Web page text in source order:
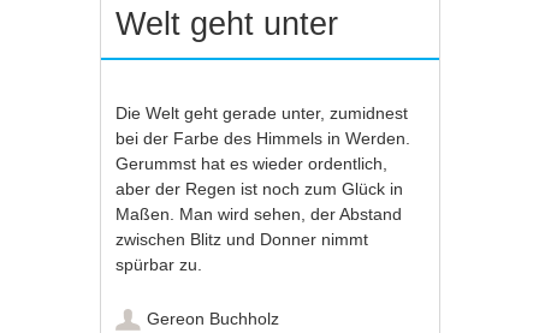
Welt geht unter
Die Welt geht gerade unter, zumidnest
bei der Farbe des Himmels in Werden.
Gerummst hat es wieder ordentlich,
aber der Regen ist noch zum Glück in
Maßen. Man wird sehen, der Abstand
zwischen Blitz und Donner nimmt
spürbar zu.
Gereon Buchholz